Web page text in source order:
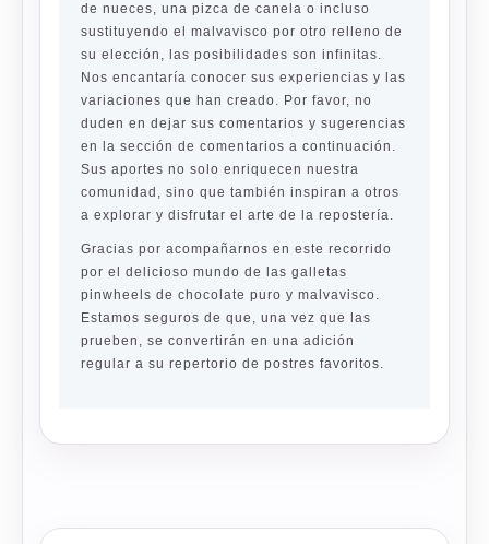
de nueces, una pizca de canela o incluso
sustituyendo el malvavisco por otro relleno de
su elección, las posibilidades son infinitas.
Nos encantaría conocer sus experiencias y las
variaciones que han creado. Por favor, no
duden en dejar sus comentarios y sugerencias
en la sección de comentarios a continuación.
Sus aportes no solo enriquecen nuestra
comunidad, sino que también inspiran a otros
a explorar y disfrutar el arte de la repostería.
Gracias por acompañarnos en este recorrido
por el delicioso mundo de las galletas
pinwheels de chocolate puro y malvavisco.
Estamos seguros de que, una vez que las
prueben, se convertirán en una adición
regular a su repertorio de postres favoritos.